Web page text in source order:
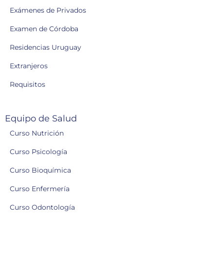
Exámenes de Privados
Examen de Córdoba
Residencias Uruguay
Extranjeros
Requisitos
Equipo de Salud
Curso Nutrición
Curso Psicología
Curso Bioquímica
Curso Enfermería
Curso Odontología